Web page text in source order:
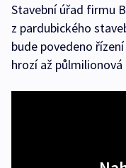
Stavební úřad firmu
z pardubického
bude povedeno
hrozí až